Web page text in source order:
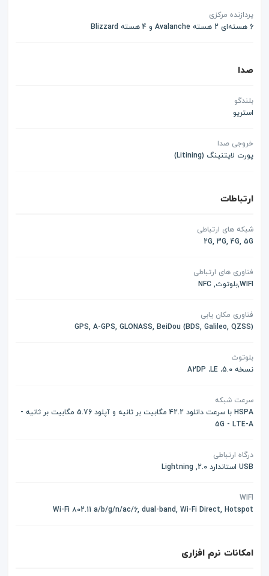
پردازنده مرکزی
6 هسته‌ای 2 هسته Avalanche و 4 هسته Blizzard
صدا
بلندگو
استریو
خروجی صدا
پورت لایتنینگ (Litining)
ارتباطات
شبکه های ارتباطی
2G, 3G, 4G, 5G
فناوری های ارتباطی
WIFI,بلوتوث, NFC
فناوری مکان یابی
(GPS, A-GPS, GLONASS, BeiDou (BDS, Galileo, QZSS
بلوتوث
نسخه 5.0، A2DP ،LE
سرعت شبکه
HSPA با سرعت دانلود 42.2 مگابیت بر ثانیه و آپلود 5.76 مگابیت بر ثانیه -
5G - LTE-A
درگاه ارتباطی
USB استاندارد 2.0, Lightning
WIFI
Wi-Fi 802.11 a/b/g/n/ac/6, dual-band, Wi-Fi Direct, Hotspot
امکانات نرم افزاری